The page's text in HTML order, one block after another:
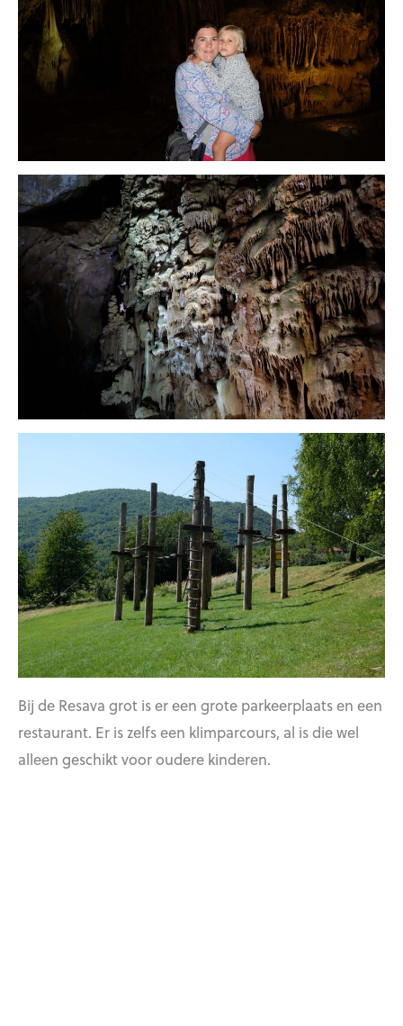
Bij de Resava grot is er een grote parkeerplaats en een
restaurant. Er is zelfs een klimparcours, al is die wel
alleen geschikt voor oudere kinderen.